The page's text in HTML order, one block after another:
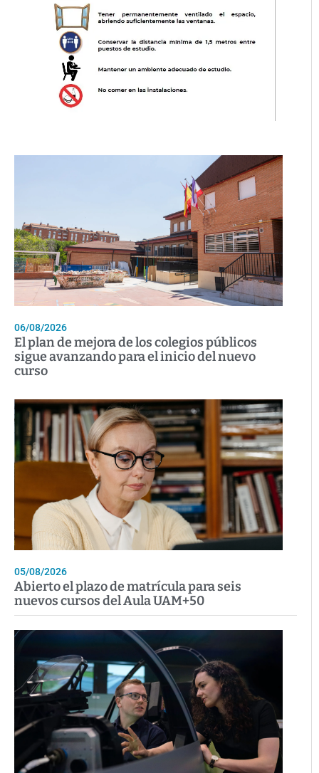
06/08/2026
El plan de mejora de los colegios públicos
sigue avanzando para el inicio del nuevo
curso
05/08/2026
Abierto el plazo de matrícula para seis
nuevos cursos del Aula UAM+50